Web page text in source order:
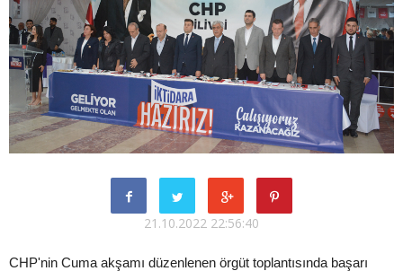
21.10.2022 22:56:40
CHP'nin Cuma akşamı düzenlenen örgüt toplantısında başarı